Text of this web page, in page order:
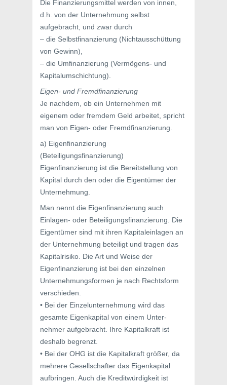
Die Finanzierungsmittel werden von innen,
d.h. von der Unternehmung selbst
aufgebracht, und zwar durch
– die Selbstfinanzierung (Nichtausschüttung
von Gewinn),
– die Umfinanzierung (Vermögens- und
Kapitalumschichtung).
Eigen- und Fremdfinanzierung
Je nachdem, ob ein Unternehmen mit
eigenem oder fremdem Geld arbeitet, spricht
man von Eigen- oder Fremdfinanzierung.
a) Eigenfinanzierung
(Beteiligungsfinanzierung)
Eigenfinanzierung ist die Bereitstellung von
Kapital durch den oder die Eigentümer der
Unternehmung.
Man nennt die Eigenfinanzierung auch
Einlagen- oder Beteiligungsfinanzierung. Die
Eigentümer sind mit ihren Kapitaleinlagen an
der Unternehmung beteiligt und tragen das
Kapitalrisiko. Die Art und Weise der
Eigenfinanzierung ist bei den einzelnen
Unternehmungsformen je nach Rechtsform
verschieden.
• Bei der Einzelunternehmung wird das
gesamte Eigenkapital von einem Unter-
nehmer aufgebracht. Ihre Kapitalkraft ist
deshalb begrenzt.
• Bei der OHG ist die Kapitalkraft größer, da
mehrere Gesellschafter das Eigenkapital
aufbringen. Auch die Kreditwürdigkeit ist